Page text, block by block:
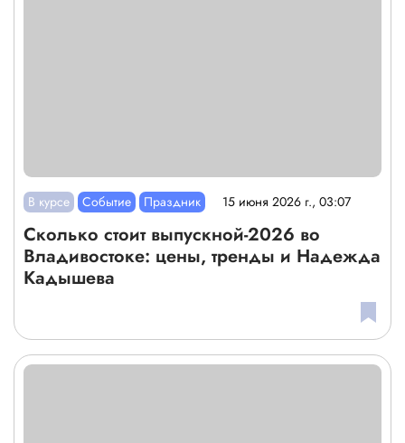
В курсе Событие Праздник 15 июня 2026 г., 03:07
Сколько стоит выпускной-2026 во
Владивостоке: цены, тренды и Надежда
Кадышева